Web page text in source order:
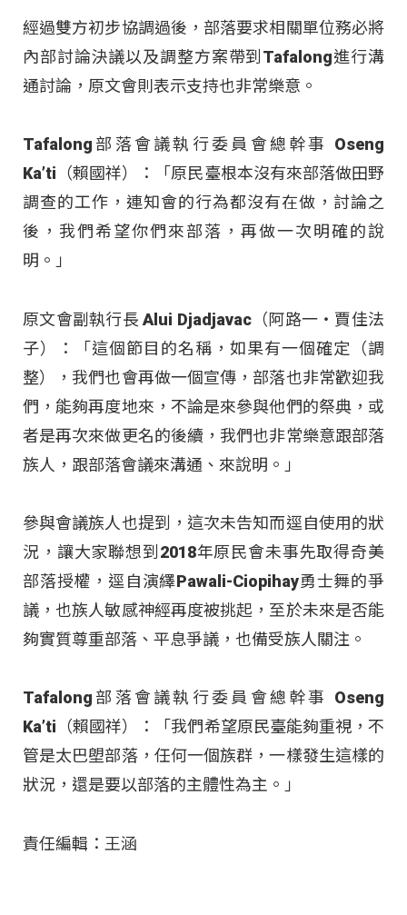
經過雙方初步協調過後，部落要求相關單位務必將
內部討論決議以及調整方案帶到Tafalong進行溝
通討論，原文會則表示支持也非常樂意。
Tafalong部落會議執行委員會總幹事 Oseng
Ka’ti（賴國祥）：「原民臺根本沒有來部落做田野
調查的工作，連知會的行為都沒有在做，討論之
後，我們希望你們來部落，再做一次明確的說
明。」
原文會副執行長 Alui Djadjavac（阿路一‧賈佳法
子）：「這個節目的名稱，如果有一個確定（調
整），我們也會再做一個宣傳，部落也非常歡迎我
們，能夠再度地來，不論是來參與他們的祭典，或
者是再次來做更名的後續，我們也非常樂意跟部落
族人，跟部落會議來溝通、來說明。」
參與會議族人也提到，這次未告知而逕自使用的狀
況，讓大家聯想到2018年原民會未事先取得奇美
部落授權，逕自演繹Pawali-Ciopihay勇士舞的爭
議，也族人敏感神經再度被挑起，至於未來是否能
夠實質尊重部落、平息爭議，也備受族人關注。
Tafalong部落會議執行委員會總幹事 Oseng
Ka’ti（賴國祥）：「我們希望原民臺能夠重視，不
管是太巴塱部落，任何一個族群，一樣發生這樣的
狀況，還是要以部落的主體性為主。」
責任編輯：王涵